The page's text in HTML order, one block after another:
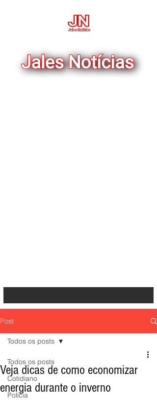
Post
Todos os posts
Cotidiano
Polícia
Todos os posts
Veja dicas de como economizar
energia durante o inverno